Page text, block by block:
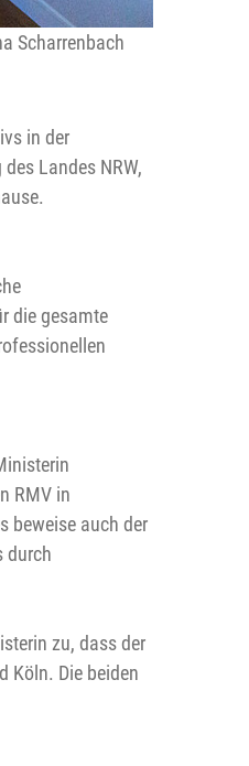
Scharrenbach
in der
Landes NRW,
die gesamte
RMV in
beweise auch der
durch
zu, dass der
Köln. Die beiden